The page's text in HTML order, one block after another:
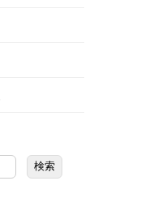
検索